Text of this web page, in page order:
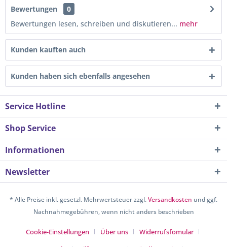
Bewertungen
0
Bewertungen lesen, schreiben und diskutieren... mehr
Kunden kauften auch
Kunden haben sich ebenfalls angesehen
Service Hotline
Shop Service
Informationen
Newsletter
* Alle Preise inkl. gesetzl. Mehrwertsteuer zzgl.Versandkosten und ggf.
Nachnahmegebühren, wenn nicht anders beschrieben
Cookie-Einstellungen Über uns
Widerrufsfomular